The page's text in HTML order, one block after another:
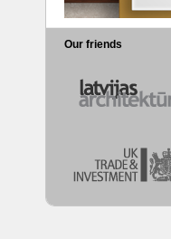
Our friends